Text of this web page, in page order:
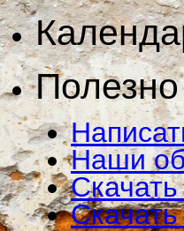
Полезно
Наши